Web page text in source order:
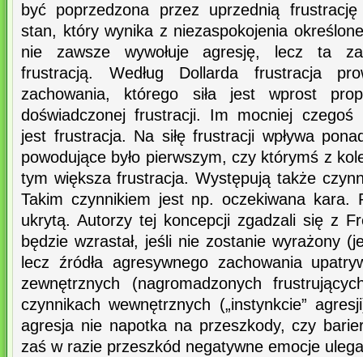
być poprzedzona przez uprzednią
stan, który wynika z niezaspokojenia
nie zawsze wywołuje agresję, lecz ta
frustracją. Według Dollarda frustracja
zachowania, którego siła jest wprost
doświadczonej frustracji. Im mocniej czegoś
jest frustracja. Na siłę frustracji wpływa
powodujące było pierwszym, czy którymś z
tym większa frustracja. Występują także
Takim czynnikiem jest np. oczekiwana kara.
ukrytą. Autorzy tej koncepcji zgadzali się z
będzie wzrastał, jeśli nie zostanie wyrażony
lecz źródła agresywnego zachowania
zewnętrznych (nagromadzonych
czynnikach wewnętrznych („instynkcie”
agresja nie napotka na przeszkody, czy
zaś w razie przeszkód negatywne emocje